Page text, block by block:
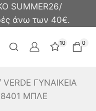
SUMMER26/
άνω των 40€.
10 0
VERDE ΓΥΝΑΙΚΕΙΑ
8401 ΜΠΛΕ